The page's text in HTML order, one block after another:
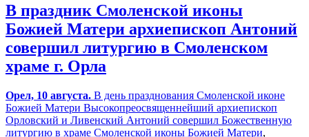
В праздник Смоленской иконы
Божией Матери архиепископ Антоний
совершил литургию в Смоленском
храме г. Орла
Орел, 10 августа. В день празднования Смоленской иконе
Божией Матери Высокопреосвященнейший архиепископ
Орловский и Ливенский Антоний совершил Божественную
литургию в храме Смоленской иконы Божией Матери,